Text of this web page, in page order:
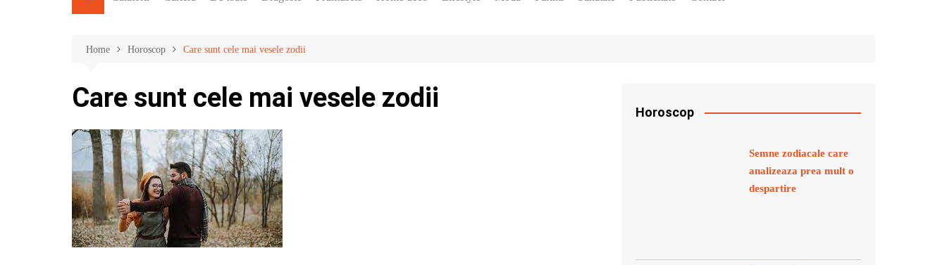
Home Horoscop Care sunt cele mai vesele zodii
Care sunt cele mai vesele zodii Horoscop
Semne zodiacale care
analizeaza prea mult o
despartire